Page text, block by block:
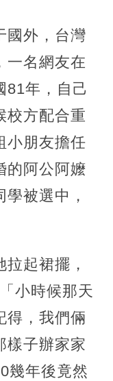
國外，台灣
一名網友在
81年，自己
校方配合重
小朋友擔任
的阿公阿嬤
被選中，
起裙擺，
小時候那天
得，我們倆
樣子辦家家
幾年後竟然